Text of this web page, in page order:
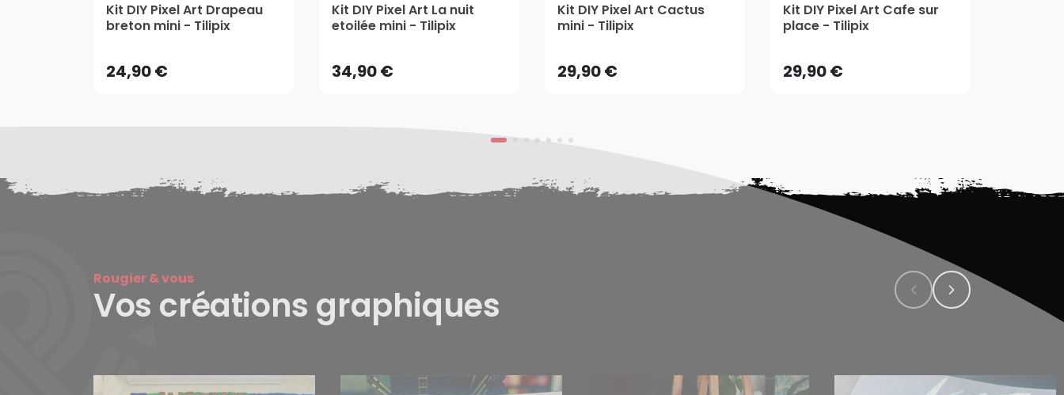
Kit DIY Pixel Art Drapeau
breton mini - Tilipix
24,90 €
24,90 €
Kit DIY Pixel Art La nuit
etoilée mini - Tilipix
34,90 €
34,90 €
Kit DIY Pixel Art Cactus
mini - Tilipix
29,90 €
29,90 €
Kit DIY Pixel Art Cafe sur
place - Tilipix
29,90 €
29,90 €
Rougier & vous
Vos créations graphiques